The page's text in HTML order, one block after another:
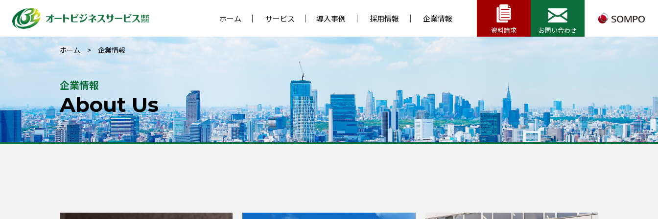
ホーム サービス 導入事例 採用情報 企業情報
資料請求 お問い合わせ
ホーム 企業情報
企業情報
About Us